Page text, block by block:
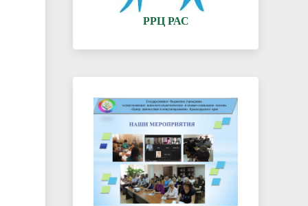
РРЦ РАС